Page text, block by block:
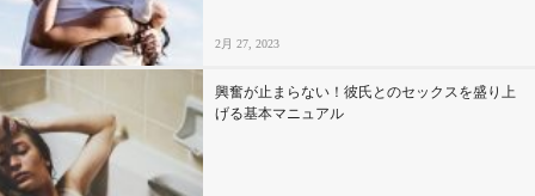
2月 27, 2023
興奮が止まらない！彼氏とのセックスを盛り上
げる基本マニュアル